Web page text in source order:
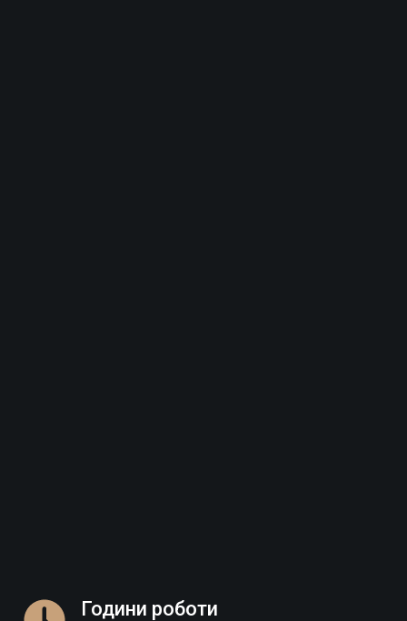
Години роботи